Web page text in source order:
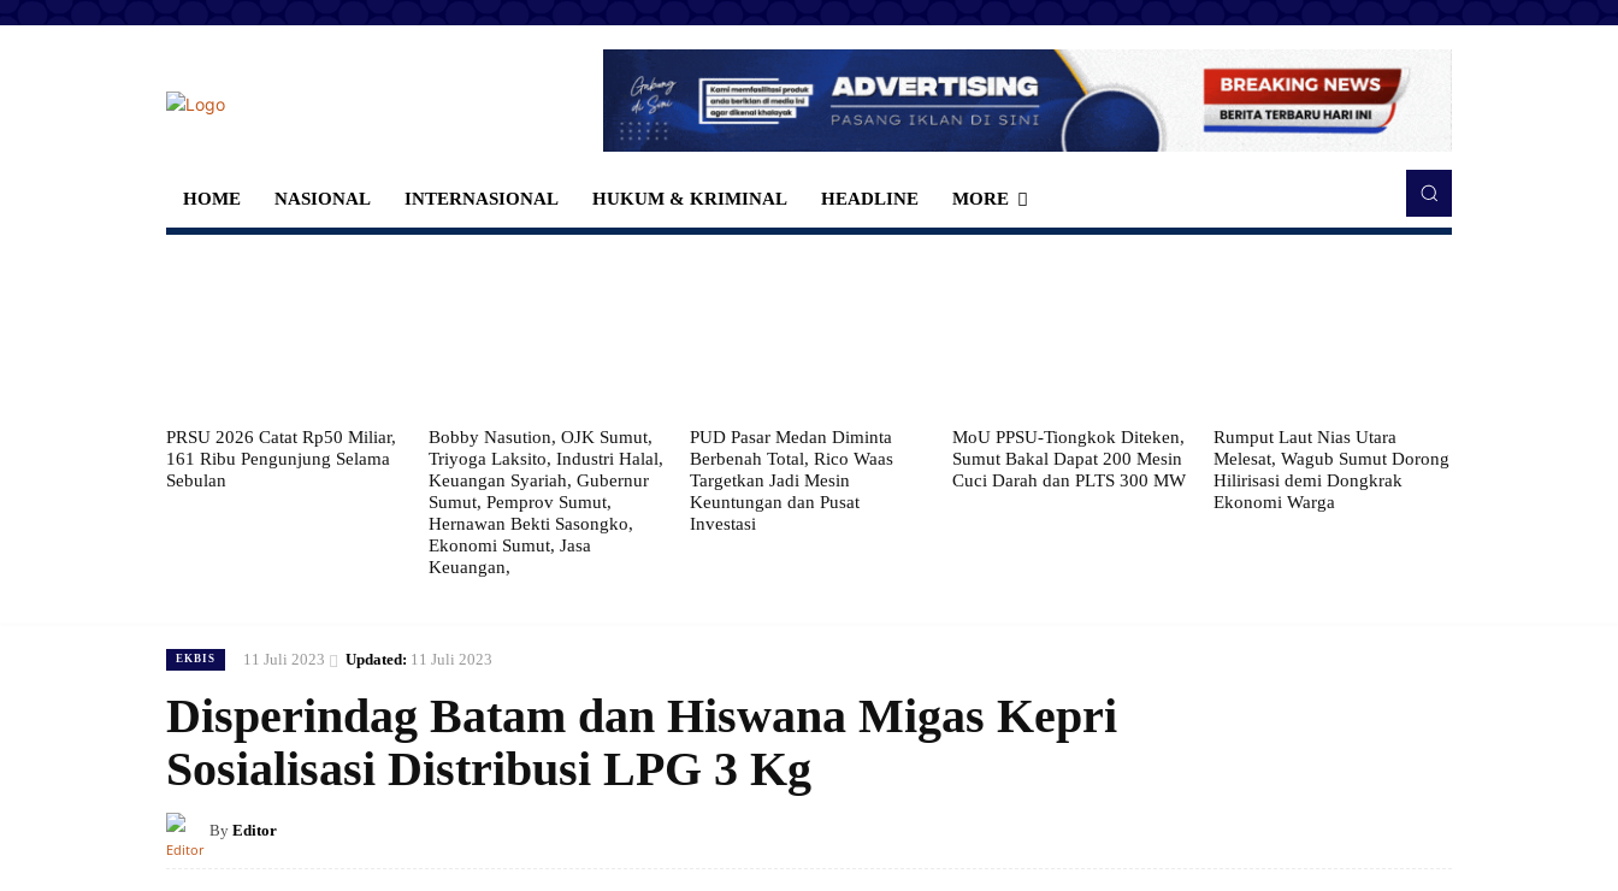
HOME NASIONAL INTERNASIONAL HUKUM & KRIMINAL HEADLINE MORE
PRSU 2026 Catat Rp50 Miliar,
161 Ribu Pengunjung Selama
Sebulan
Bobby Nasution, OJK Sumut,
Triyoga Laksito, Industri Halal,
Keuangan Syariah, Gubernur
Sumut, Pemprov Sumut,
Hernawan Bekti Sasongko,
Ekonomi Sumut, Jasa
Keuangan,
PUD Pasar Medan Diminta
Berbenah Total, Rico Waas
Targetkan Jadi Mesin
Keuntungan dan Pusat
Investasi
MoU PPSU-Tiongkok Diteken,
Sumut Bakal Dapat 200 Mesin
Cuci Darah dan PLTS 300 MW
Rumput Laut Nias Utara
Melesat, Wagub Sumut Dorong
Hilirisasi demi Dongkrak
Ekonomi Warga
EKBIS 11 Juli 2023 Updated: 11 Juli 2023
Disperindag Batam dan Hiswana Migas Kepri
Sosialisasi Distribusi LPG 3 Kg
By Editor